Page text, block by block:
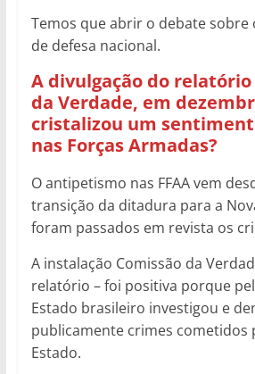
Temos que abrir o debate sobre
de defesa nacional.
A divulgação do relatório
da Verdade, em
cristalizou um
nas Forças Armadas?
O antipetismo nas FFAA vem
transição da ditadura para a
foram passados em revista os
A instalação Comissão da
relatório – foi positiva porque
Estado brasileiro investigou e
publicamente crimes cometidos
Estado.